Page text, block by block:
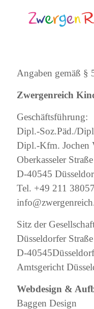
Angaben gemäß §
Zwergenreich
Geschäftsführung:
Dipl.-Soz.Päd./
Dipl.-Kfm. Jochen
Oberkasseler
D-40545
Tel. +49 211
Sitz der
Düsseldorfer
D-40545Düsseldorf
Amtsgericht
Webdesign &
Baggen Design